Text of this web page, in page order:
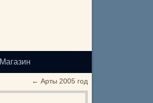
Магазин
← Арты 2005 год